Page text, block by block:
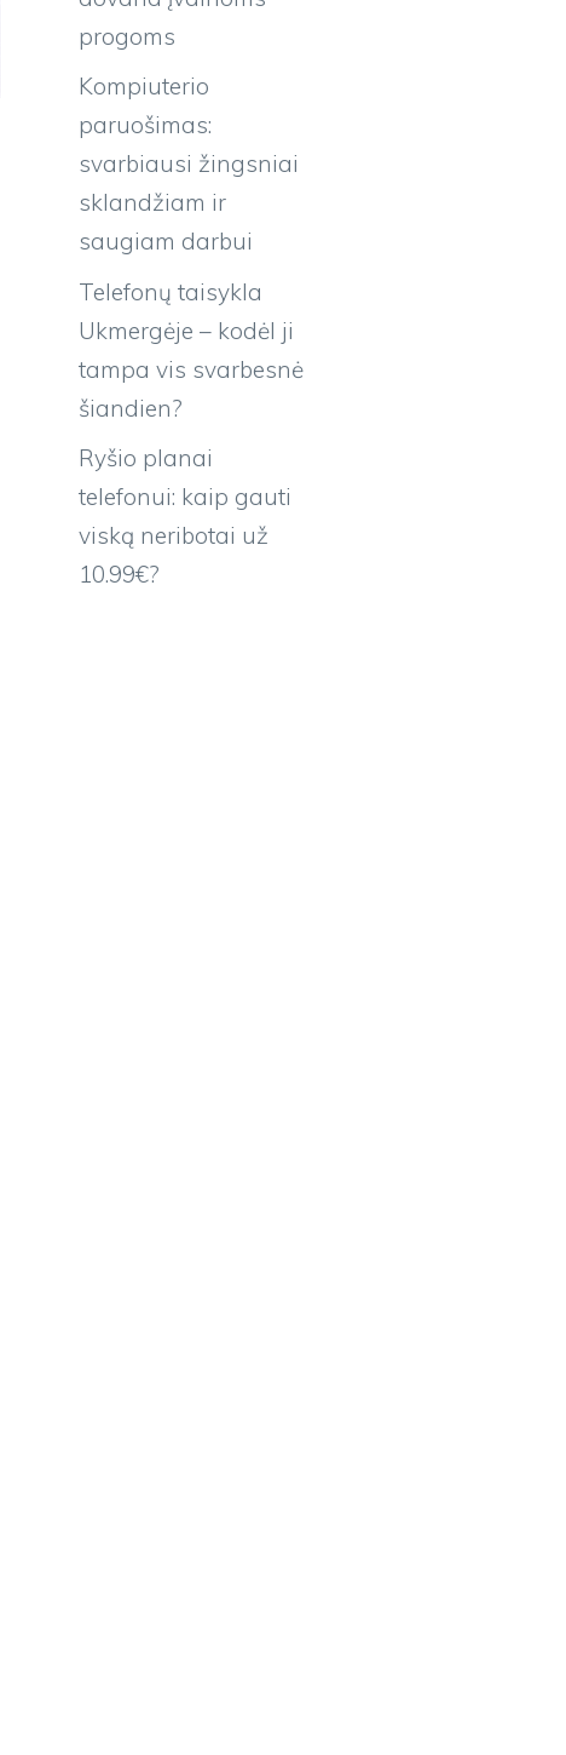
progoms
Kompiuterio
paruošimas:
svarbiausi žingsniai
sklandžiam ir
saugiam darbui
Telefonų taisykla
Ukmergėje – kodėl ji
tampa vis svarbesnė
šiandien?
Ryšio planai
telefonui: kaip gauti
viską neribotai už
10.99€?